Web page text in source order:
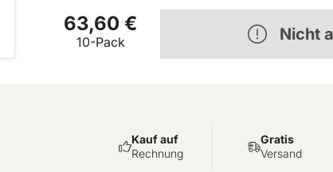
63,60 €
10-Pack Nicht
Kauf auf
Rechnung
Gratis
Versand